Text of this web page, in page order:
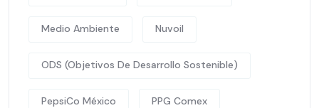
Medio Ambiente Nuvoil
ODS (Objetivos De Desarrollo Sostenible)
PepsiCo México PPG Comex